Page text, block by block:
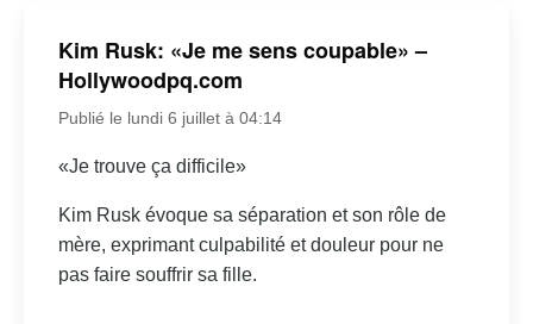
Kim Rusk: «Je me sens coupable» –
Hollywoodpq.com
Publié le lundi 6 juillet à 04:14
«Je trouve ça difficile»
Kim Rusk évoque sa séparation et son rôle de
mère, exprimant culpabilité et douleur pour ne
pas faire souffrir sa fille.